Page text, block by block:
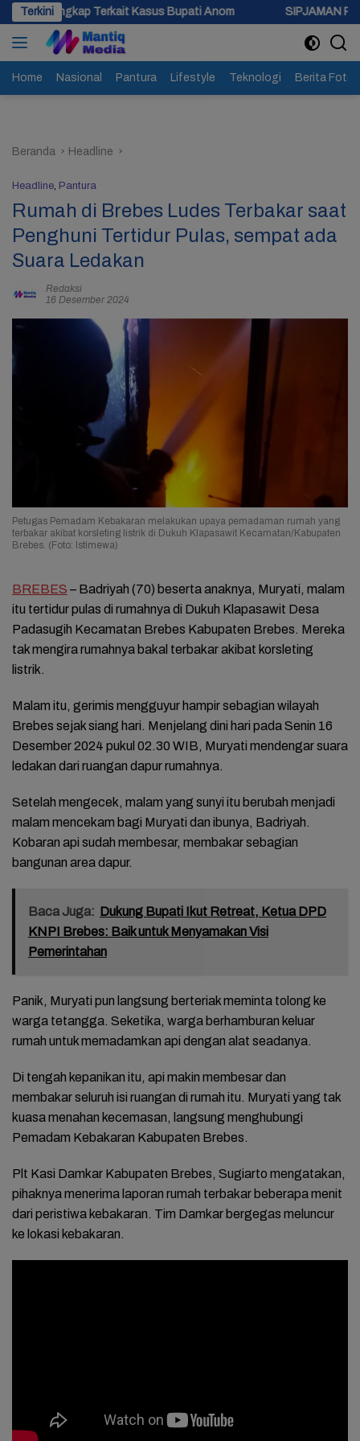
Langsung
ke
konten
TerkiniKasus Bupati Anom SIPJAMAN Resmi Diluncurkan,
Home Nasional Pantura Lifestyle Teknologi Berita Foto
Beranda Headline
Headline, Pantura
Rumah di Brebes Ludes Terbakar saat
Penghuni Tertidur Pulas, sempat ada
Suara Ledakan
Redaksi
16 Desember 2024
Petugas Pemadam Kebakaran melakukan upaya pemadaman rumah yang
terbakar akibat korsleting listrik di Dukuh Klapasawit Kecamatan/Kabupaten
Brebes. (Foto: Istimewa)
BREBES – Badriyah (70) beserta anaknya, Muryati, malam
itu tertidur pulas di rumahnya di Dukuh Klapasawit Desa
Padasugih Kecamatan Brebes Kabupaten Brebes. Mereka
tak mengira rumahnya bakal terbakar akibat korsleting
listrik.
Malam itu, gerimis mengguyur hampir sebagian wilayah
Brebes sejak siang hari. Menjelang dini hari pada Senin 16
Desember 2024 pukul 02.30 WIB, Muryati mendengar suara
ledakan dari ruangan dapur rumahnya.
Setelah mengecek, malam yang sunyi itu berubah menjadi
malam mencekam bagi Muryati dan ibunya, Badriyah.
Kobaran api sudah membesar, membakar sebagian
bangunan area dapur.
Baca Juga: Dukung Bupati Ikut Retreat, Ketua DPD
KNPI Brebes: Baik untuk Menyamakan Visi
Pemerintahan
Panik, Muryati pun langsung berteriak meminta tolong ke
warga tetangga. Seketika, warga berhamburan keluar
rumah untuk memadamkan api dengan alat seadanya.
Di tengah kepanikan itu, api makin membesar dan
membakar seluruh isi ruangan di rumah itu. Muryati yang tak
kuasa menahan kecemasan, langsung menghubungi
Pemadam Kebakaran Kabupaten Brebes.
Plt Kasi Damkar Kabupaten Brebes, Sugiarto mengatakan,
pihaknya menerima laporan rumah terbakar beberapa menit
dari peristiwa kebakaran. Tim Damkar bergegas meluncur
ke lokasi kebakaran.